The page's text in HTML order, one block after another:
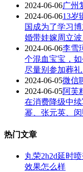
2024-06-06广州
2024-06-0613岁
国成为了学习
婚带娃嫁周立
2024-06-06李雪
个混血宝宝，
尽量别参加葬
2024-06-05微信
2024-06-05阿芙
在消费降级中
幂、张元英、
热门文章
丸荣2h2d延时
效果怎么样